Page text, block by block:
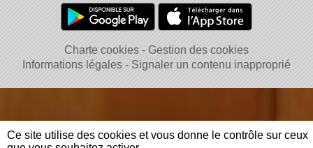
Charte cookies
Gestion des cookies
Informations légales
Signaler un contenu inapproprié
Ce site utilise des cookies et vous donne le contrôle sur ceux